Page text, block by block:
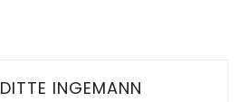
DITTE INGEMANN